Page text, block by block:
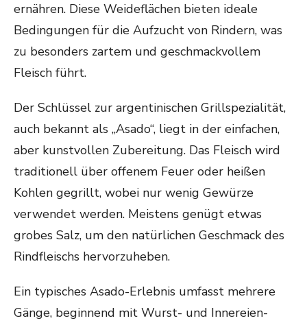
ernähren. Diese Weideflächen bieten ideale
Bedingungen für die Aufzucht von Rindern, was
zu besonders zartem und geschmackvollem
Fleisch führt.
Der Schlüssel zur argentinischen Grillspezialität,
auch bekannt als „Asado“, liegt in der einfachen,
aber kunstvollen Zubereitung. Das Fleisch wird
traditionell über offenem Feuer oder heißen
Kohlen gegrillt, wobei nur wenig Gewürze
verwendet werden. Meistens genügt etwas
grobes Salz, um den natürlichen Geschmack des
Rindfleischs hervorzuheben.
Ein typisches Asado-Erlebnis umfasst mehrere
Gänge, beginnend mit Wurst- und Innereien-